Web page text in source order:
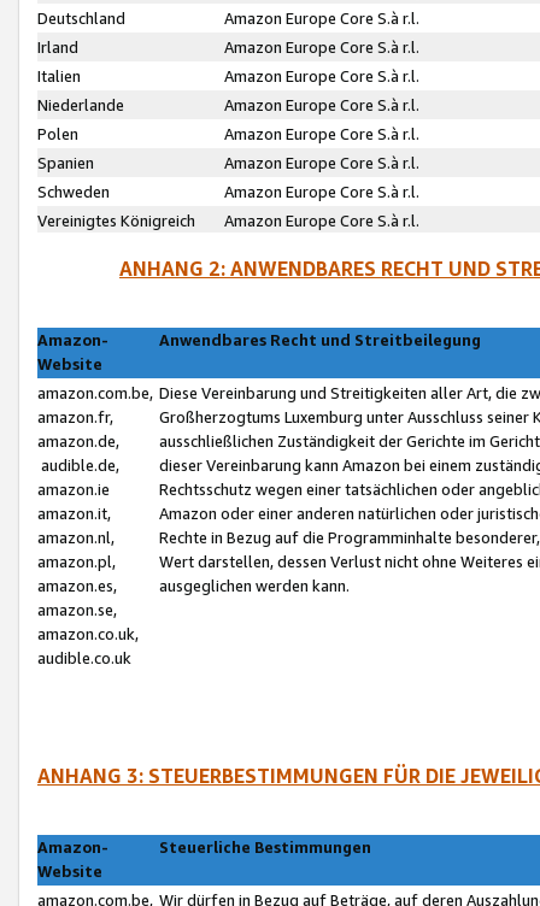
Deutschland
Amazon Europe Core S.à r.l.
Irland
Amazon Europe Core S.à r.l.
Italien
Amazon Europe Core S.à r.l.
Niederlande
Amazon Europe Core S.à r.l.
Polen
Amazon Europe Core S.à r.l.
Spanien
Amazon Europe Core S.à r.l.
Schweden
Amazon Europe Core S.à r.l.
Vereinigtes Königreich
Amazon Europe Core S.à r.l.
ANHANG 2: ANWENDBARES RECHT UND
Amazon-
Website
Anwendbares Recht und Streitbeilegung
amazon.com.be,
amazon.fr,
amazon.de,
audible.de,
amazon.ie
amazon.it,
amazon.nl,
amazon.pl,
amazon.es,
amazon.se,
amazon.co.uk,
audible.co.uk
Diese Vereinbarung und Streitigkeiten aller Art, die
Großherzogtums Luxemburg unter Ausschluss
ausschließlichen Zuständigkeit der Gerichte im
dieser Vereinbarung kann Amazon bei einem
Rechtsschutz wegen einer tatsächlichen oder
Amazon oder einer anderen natürlichen oder
Rechte in Bezug auf die Programminhalte
Wert darstellen, dessen Verlust nicht ohne Weiteres
ausgeglichen werden kann.
ANHANG 3: STEUERBESTIMMUNGEN FÜR DIE
Amazon-
Website
Steuerliche Bestimmungen
amazon.com.be, Wir dürfen in Bezug auf Beträge, auf deren